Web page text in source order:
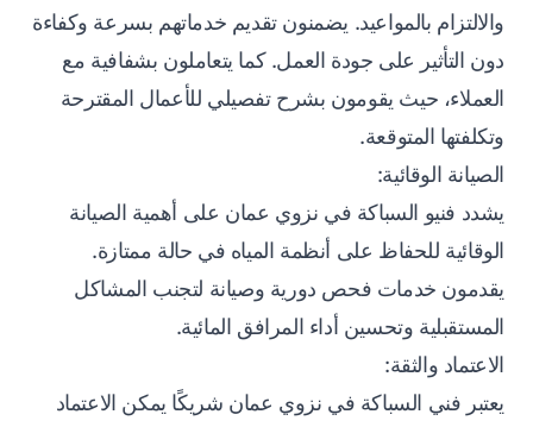
والالتزام بالمواعيد. يضمنون تقديم خدماتهم بسرعة وكفاءة
دون التأثير على جودة العمل. كما يتعاملون بشفافية مع
العملاء، حيث يقومون بشرح تفصيلي للأعمال المقترحة
وتكلفتها المتوقعة.
الصيانة الوقائية:
يشدد فنيو السباكة في نزوي عمان على أهمية الصيانة
الوقائية للحفاظ على أنظمة المياه في حالة ممتازة.
يقدمون خدمات فحص دورية وصيانة لتجنب المشاكل
المستقبلية وتحسين أداء المرافق المائية.
الاعتماد والثقة:
يعتبر فني السباكة في نزوي عمان شريكًا يمكن الاعتماد